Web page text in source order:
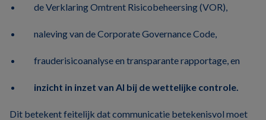
de Verklaring Omtrent Risicobeheersing (VOR),
naleving van de Corporate Governance Code,
frauderisicoanalyse en transparante rapportage, en
inzicht in inzet van AI bij de wettelijke controle.
Dit betekent feitelijk dat communicatie betekenisvol moet